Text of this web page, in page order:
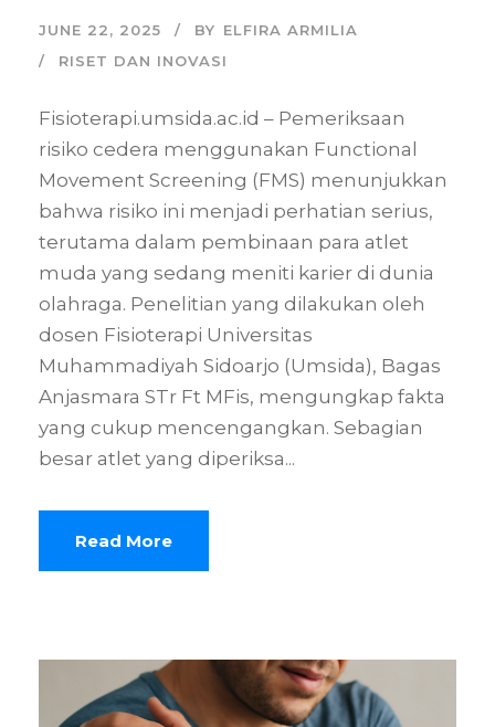
JUNE 22, 2025 BY ELFIRA ARMILIA
RISET DAN INOVASI
Fisioterapi.umsida.ac.id – Pemeriksaan
risiko cedera menggunakan Functional
Movement Screening (FMS) menunjukkan
bahwa risiko ini menjadi perhatian serius,
terutama dalam pembinaan para atlet
muda yang sedang meniti karier di dunia
olahraga. Penelitian yang dilakukan oleh
dosen Fisioterapi Universitas
Muhammadiyah Sidoarjo (Umsida), Bagas
Anjasmara STr Ft MFis, mengungkap fakta
yang cukup mencengangkan. Sebagian
besar atlet yang diperiksa...
Read More